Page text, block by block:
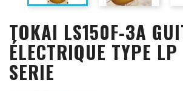
TOKAI LS150F-3A
ÉLECTRIQUE TYPE
SERIE